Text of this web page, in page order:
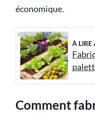
économique.
À LIRE
Comment